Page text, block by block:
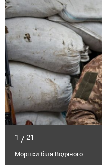
1 / 21
Морпіхи біля Водяного